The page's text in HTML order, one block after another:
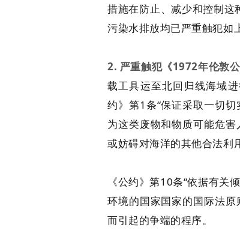
措施在防止、减少和控制这
污染水排放均已严重触犯如
2. 严重触犯《1972年伦敦公
载工具运至北回归线海域
约》第1条“保证采取一切
为这类废物和物质可能危
或妨碍对海洋的其他合法利用
《公约》第10条“依据有关
环境的国家国家的国际法
而引起的争端的程序。